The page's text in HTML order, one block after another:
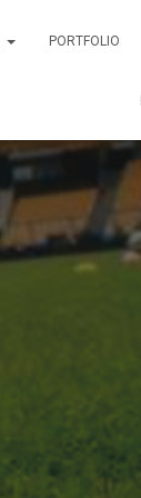
PORTFOLIO